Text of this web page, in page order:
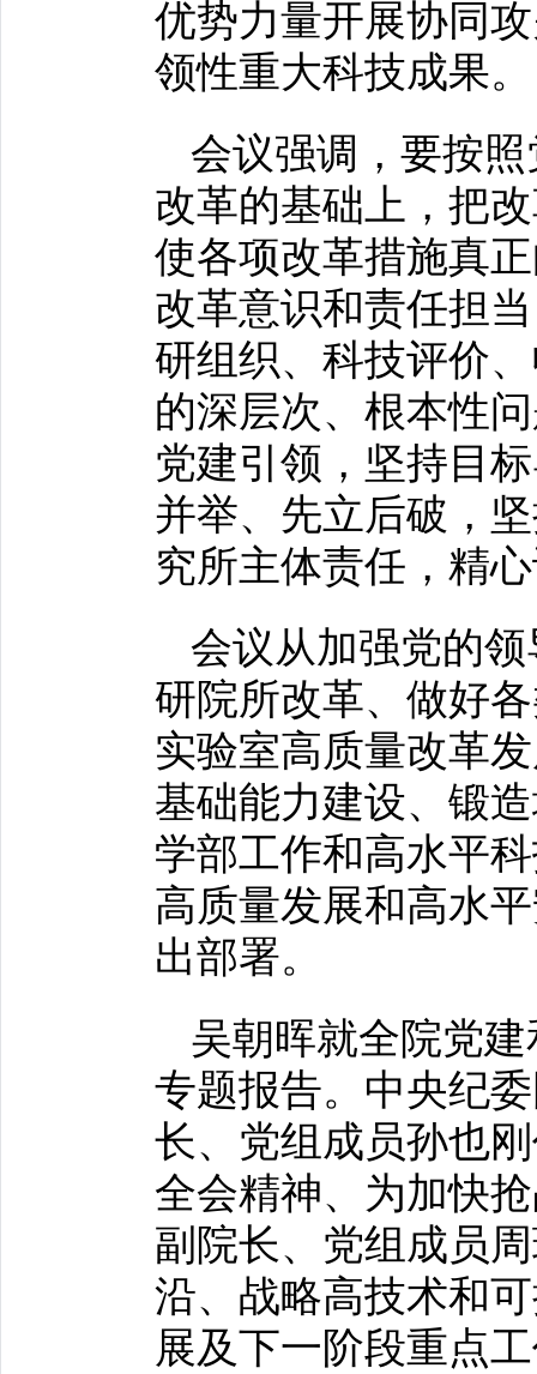
优势力量开展协同
领性重大科技成果。
会议强调，要按
改革的基础上，把
使各项改革措施真
改革意识和责任担
研组织、科技评价
的深层次、根本性
党建引领，坚持目
并举、先立后破，
究所主体责任，精
会议从加强党的
研院所改革、做好
实验室高质量改革
基础能力建设、锻
学部工作和高水平
高质量发展和高水
出部署。
吴朝晖就全院党
专题报告。中央纪
长、党组成员孙也
全会精神、为加快
副院长、党组成员
沿、战略高技术和
展及下一阶段重点